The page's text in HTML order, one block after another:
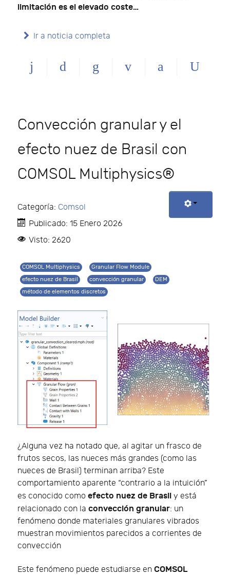
limitación es el elevado coste…
Ir a noticia completa
Convección granular y el
efecto nuez de Brasil con
COMSOL Multiphysics®
Categoría: Comsol
Publicado: 15 Enero 2026
Visto: 2620
COMSOL Multiphysics
Granular Flow Module
efecto nuez de Brasil
convección granular
DEM
método de elementos discretos
¿Alguna vez ha notado que, al agitar un frasco de
frutos secos, las nueces más grandes (como las
nueces de Brasil) terminan arriba? Este
comportamiento aparente “contrario a la intuición”
es conocido como efecto nuez de Brasil y está
relacionado con la convección granular: un
fenómeno donde materiales granulares vibrados
muestran movimientos parecidos a corrientes de
convección
Este fenómeno puede estudiarse en COMSOL